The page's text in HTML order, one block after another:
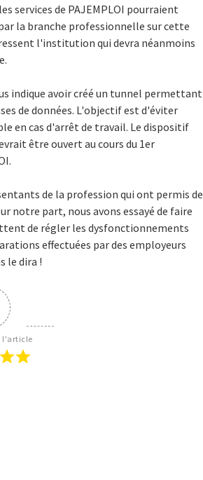
services de PAJEMPLOI pourraient
la branche professionnelle sur cette
l'institution qui devra néanmoins
indique avoir créé un tunnel permettant
de données. L'objectif est d'éviter
en cas d'arrêt de travail. Le dispositif
être ouvert au cours du 1er
de la profession qui ont permis de
notre part, nous avons essayé de faire
de régler les dysfonctionnements
effectuées par des employeurs
le dira !
l'article